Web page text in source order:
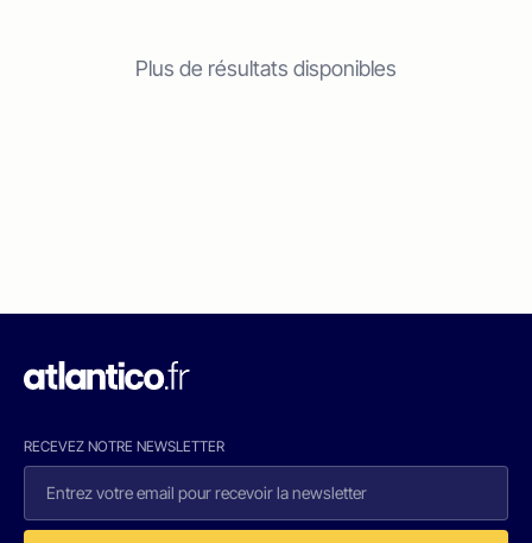
Plus de résultats disponibles
RECEVEZ NOTRE NEWSLETTER